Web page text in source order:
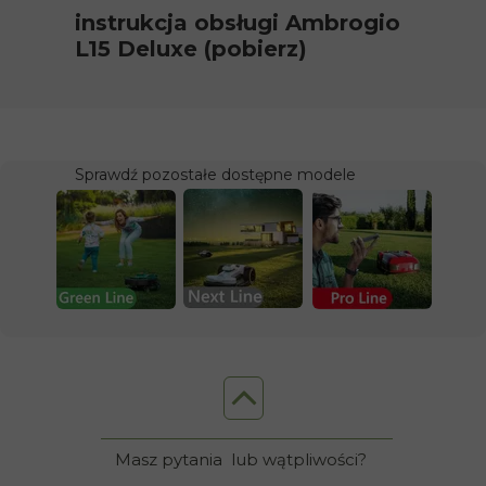
Sprawdź pozostałe dostępne modele
Masz pytania lub wątpliwości?
instrukcja obsługi Ambrogio
L15 Deluxe (pobierz)
instrukcja obsługi Ambrogio